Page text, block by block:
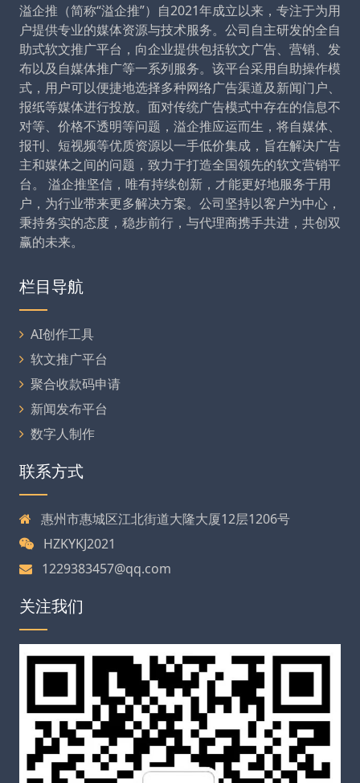
溢企推（简称“溢企推”）自2021年成立以来，专注于为用
户提供专业的媒体资源与技术服务。公司自主研发的全自
助式软文推广平台，向企业提供包括软文广告、营销、发
布以及自媒体推广等一系列服务。该平台采用自助操作模
式，用户可以便捷地选择多种网络广告渠道及新闻门户、
报纸等媒体进行投放。面对传统广告模式中存在的信息不
对等、价格不透明等问题，溢企推应运而生，将自媒体、
报刊、短视频等优质资源以一手低价集成，旨在解决广告
主和媒体之间的问题，致力于打造全国领先的软文营销平
台。 溢企推坚信，唯有持续创新，才能更好地服务于用
户，为行业带来更多解决方案。公司坚持以客户为中心，
秉持务实的态度，稳步前行，与代理商携手共进，共创双
赢的未来。
栏目导航
AI创作工具
软文推广平台
聚合收款码申请
新闻发布平台
数字人制作
联系方式
惠州市惠城区江北街道大隆大厦12层1206号
HZKYKJ2021
1229383457@qq.com
关注我们